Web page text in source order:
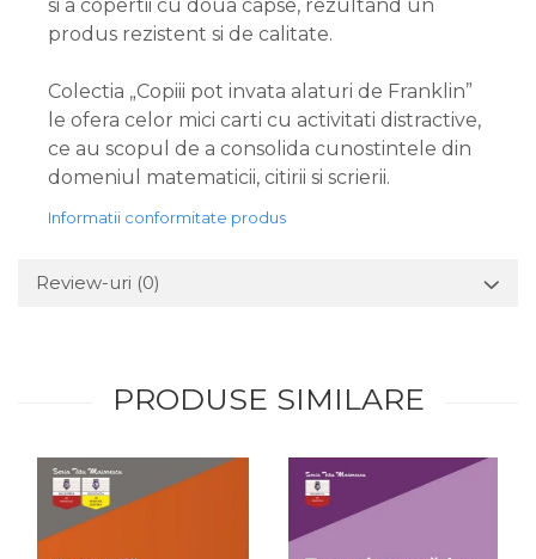
si a copertii cu doua capse, rezultand un
produs rezistent si de calitate.
Colectia „Copiii pot invata alaturi de Franklin”
le ofera celor mici carti cu activitati distractive,
ce au scopul de a consolida cunostintele din
domeniul matematicii, citirii si scrierii.
Informatii conformitate produs
Review-uri (0)
PRODUSE SIMILARE